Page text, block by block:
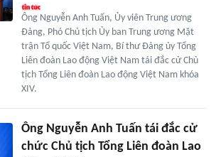
Ông Nguyễn Anh Tuấn, Ủy viên Trung ương
Đảng, Phó Chủ tịch Ủy ban Trung ương Mặt
trận Tổ quốc Việt Nam, Bí thư Đảng ủy Tổng
Liên đoàn Lao động Việt Nam tái đắc cử Chủ
tịch Tổng Liên đoàn Lao động Việt Nam khóa
XIV.
Ông Nguyễn Anh Tuấn tái đắc cử
chức Chủ tịch Tổng Liên đoàn Lao